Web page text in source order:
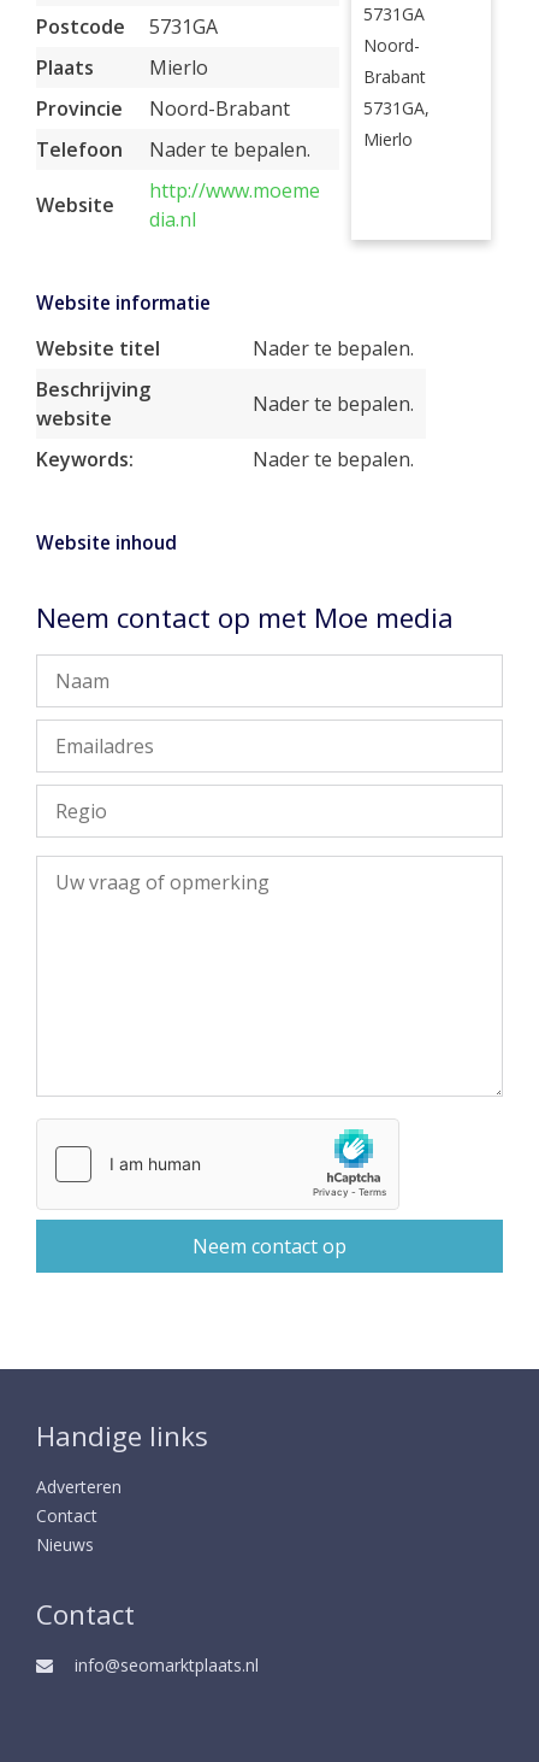
Postcode
5731GA
Plaats
Mierlo
Provincie
Noord-Brabant
Telefoon
Nader te bepalen.
Website
http://www.moeme
dia.nl
5731GA
Noord-
Brabant
5731GA,
Mierlo
Website informatie
Website titel
Nader te bepalen.
Beschrijving
website
Nader te bepalen.
Keywords: Nader te bepalen.
Website inhoud
Neem contact op met Moe media
Handige links
Adverteren
Contact
Nieuws
Contact
info@seomarktplaats.nl